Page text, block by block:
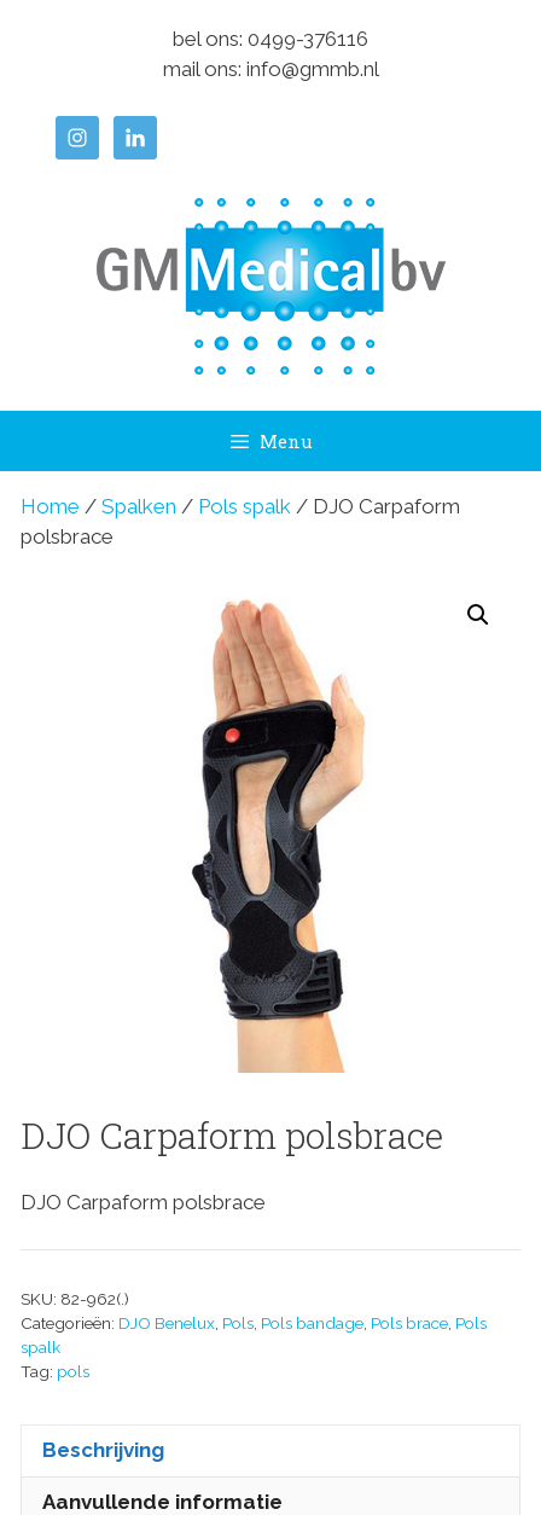
bel ons: 0499-376116
mail ons: info@gmmb.nl
Menu
Home / Spalken / Pols spalk / DJO Carpaform
polsbrace
DJO Carpaform polsbrace
DJO Carpaform polsbrace
SKU: 82-962(.)
Categorieën: DJO Benelux Pols Pols bandage Pols brace Pols
spalk
Tag: pols
Beschrijving
Aanvullende informatie